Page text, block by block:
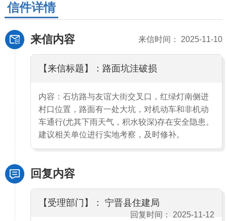
信件详情
来信内容 来信时间： 2025-11-10
【来信标题】：路面坑洼破损
内容：石坊路与友谊大街交叉口，红绿灯南侧进
村口位置，路面有一处大坑，对机动车和非机动
车通行(尤其下雨天气，积水较深)存在安全隐患。
建议相关单位进行实地考察，及时修补。
回复内容
【受理部门】： 宁晋县住建局
回复时间： 2025-11-12